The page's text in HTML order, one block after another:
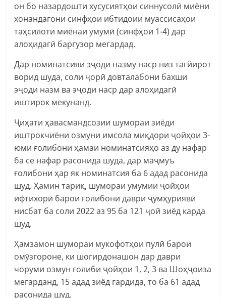
он бо назардошти хусусиятҳои синнусолӣ миёни
хонандагони синфҳои ибтидоии муассисаҳои
таҳсилоти миёнаи умумӣ (синфҳои 1-4) дар
алоҳидагӣ баргузор мегардад.
Дар номинатсияи эҷоди назму наср низ тағйирот
ворид шуда, соли ҷорӣ довталабони бахши
эҷоди назм ва эҷоди наср дар алоҳидагӣ
иштирок мекунанд.
Ҷиҳати ҳавасмандсозии шумораи зиёди
иштрокчиёни озмуни имсола миқдори ҷойҳои 3-
юми ғолибони ҳамаи номинатсияҳо аз ду нафар
ба се нафар расонида шуда, дар маҷмуъ
ғолибони ҳар як номинатсия ба 6 адад расонида
шуд. Ҳамин тариқ, шумораи умумии ҷойҳои
ифтихорӣ барои ғолибони даври ҷумҳуриявӣ
нисбат ба соли 2022 аз 95 ба 121 ҷой зиёд карда
шуд.
Ҳамзамон шумораи мукофотҳои пулӣ барои
омӯзгороне, ки шогирдонашон дар даври
чоруми озмун ғолиби ҷойҳои 1, 2, 3 ва Шоҳҷоиза
мегарданд, 15 адад зиёд гардида, то ба 61 адад
расонида шуд.